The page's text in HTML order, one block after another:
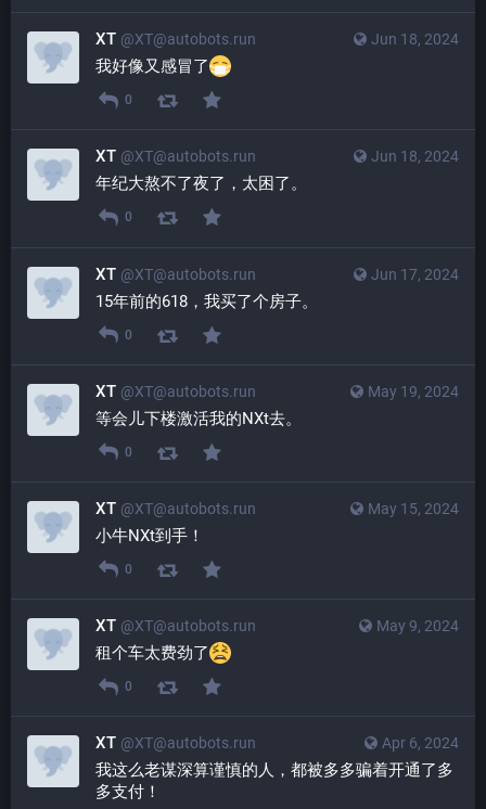
Jun 18, 2024
XT @XT@autobots.run
我好像又感冒了
0
Jun 18, 2024
XT @XT@autobots.run
年纪大熬不了夜了，太困了。
0
Jun 17, 2024
XT @XT@autobots.run
15年前的618，我买了个房子。
0
May 19, 2024
XT @XT@autobots.run
等会儿下楼激活我的NXt去。
0
May 15, 2024
XT @XT@autobots.run
小牛NXt到手！
0
May 9, 2024
XT @XT@autobots.run
租个车太费劲了
0
Apr 6, 2024
XT @XT@autobots.run
我这么老谋深算谨慎的人，都被多多骗着开通了多
多支付！